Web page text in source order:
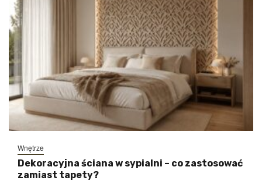
Wnętrze
Dekoracyjna ściana w sypialni – co zastosować
zamiast tapety?